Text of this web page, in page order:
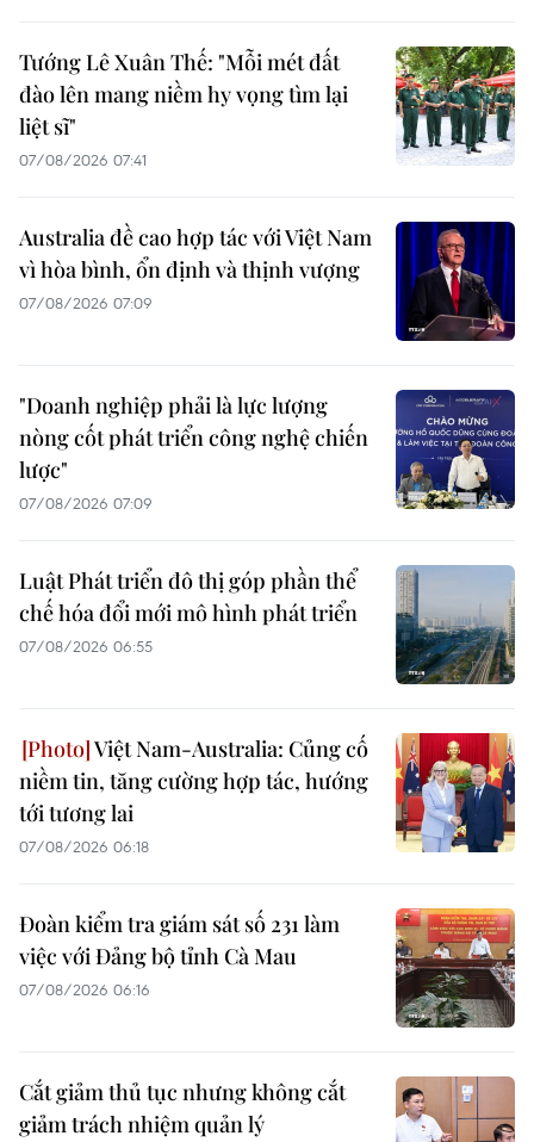
Tướng Lê Xuân Thế: "Mỗi mét đất
đào lên mang niềm hy vọng tìm lại
liệt sĩ"
07/08/2026 07:41
Australia đề cao hợp tác với Việt Nam
vì hòa bình, ổn định và thịnh vượng
07/08/2026 07:09
"Doanh nghiệp phải là lực lượng
nòng cốt phát triển công nghệ chiến
lược"
07/08/2026 07:09
Luật Phát triển đô thị góp phần thể
chế hóa đổi mới mô hình phát triển
07/08/2026 06:55
Việt Nam-Australia: Củng cố
niềm tin, tăng cường hợp tác, hướng
tới tương lai
07/08/2026 06:18
Đoàn kiểm tra giám sát số 231 làm
việc với Đảng bộ tỉnh Cà Mau
07/08/2026 06:16
Cắt giảm thủ tục nhưng không cắt
giảm trách nhiệm quản lý